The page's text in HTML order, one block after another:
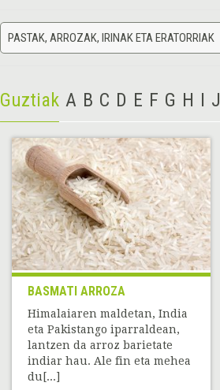
PASTAK, ARROZAK, IRINAK ETA ERATORRIAK
Guztiak A B C D E F G H I J
BASMATI ARROZA
Himalaiaren maldetan, India
eta Pakistango iparraldean,
lantzen da arroz barietate
indiar hau. Ale fin eta mehea
du[...]